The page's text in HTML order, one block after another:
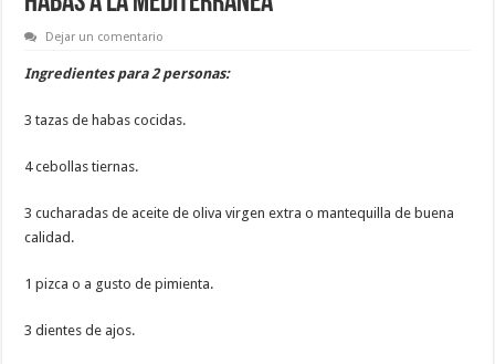
Dejar un comentario
Ingredientes para 2 personas:
3 tazas de habas cocidas.
4 cebollas tiernas.
3 cucharadas de aceite de oliva virgen extra o mantequilla de buena
calidad.
1 pizca o a gusto de pimienta.
3 dientes de ajos.